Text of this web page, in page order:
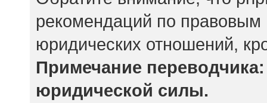
рекомендаций по правовым
юридических отношений,
Примечание
юридической силы.